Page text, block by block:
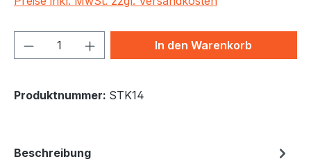
Produkt Anzahl: Gib denIn den Warenkorb
Produktnummer: STK14
Beschreibung